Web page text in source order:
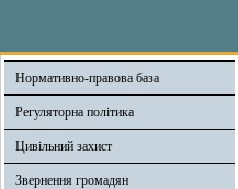
Нормативно-правова база
Регуляторна політика
Цивільний захист
Звернення громадян